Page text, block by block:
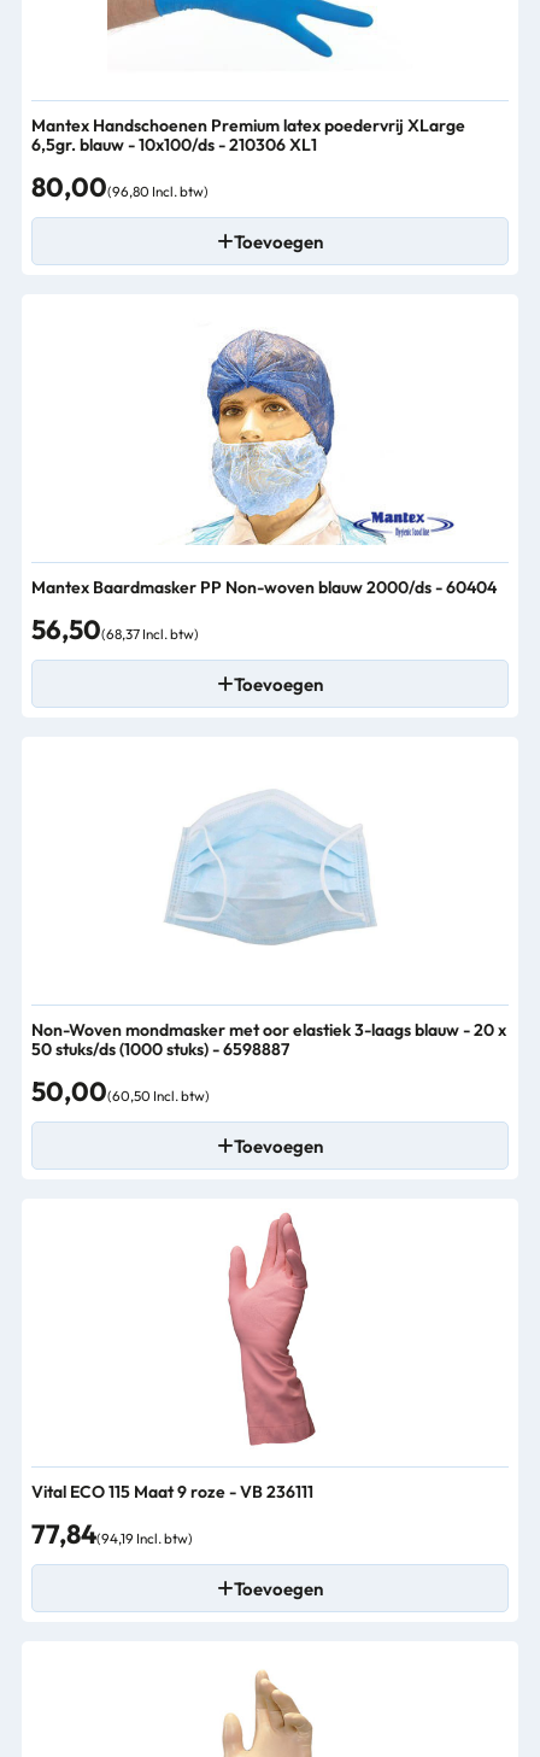
Mantex Handschoenen Premium latex poedervrij XLarge
6,5gr. blauw - 10x100/ds - 210306 XL1
80,00(96,80 Incl. btw)
Toevoegen
Mantex Baardmasker PP Non-woven blauw 2000/ds - 60404
56,50(68,37 Incl. btw)
Toevoegen
Non-Woven mondmasker met oor elastiek 3-laags blauw - 20 x
50 stuks/ds (1000 stuks) - 6598887
50,00(60,50 Incl. btw)
Toevoegen
Vital ECO 115 Maat 9 roze - VB 236111
77,84(94,19 Incl. btw)
Toevoegen